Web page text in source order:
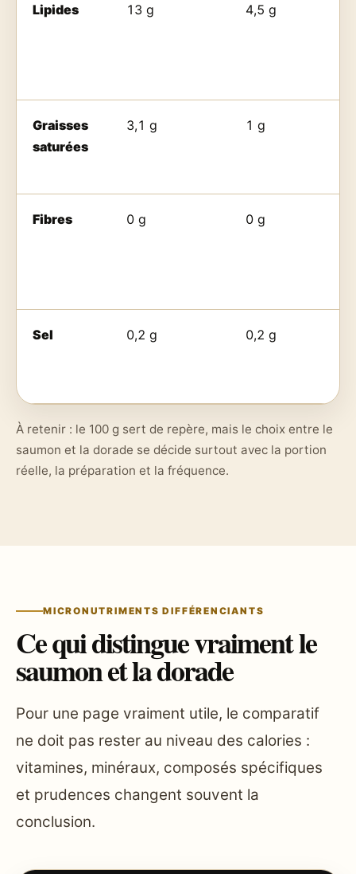
Lipides 13 g 4,5 g
Graisses
saturées
3,1 g 1 g
Fibres 0 g 0 g
Sel 0,2 g 0,2 g
À retenir : le 100 g sert de repère, mais le choix entre le
saumon et la dorade se décide surtout avec la portion
réelle, la préparation et la fréquence.
MICRONUTRIMENTS DIFFÉRENCIANTS
Ce qui distingue vraiment le
saumon et la dorade
Pour une page vraiment utile, le comparatif
ne doit pas rester au niveau des calories :
vitamines, minéraux, composés spécifiques
et prudences changent souvent la
conclusion.